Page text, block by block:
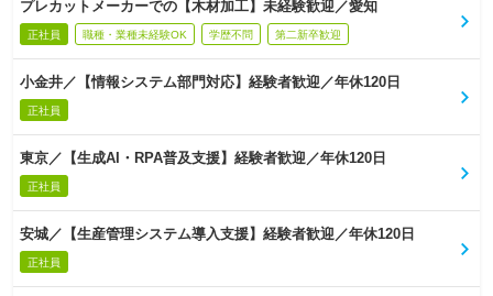
プレカットメーカーでの【木材加工】未経験歓迎／愛知
正社員 職種・業種未経験OK 学歴不問 第二新卒歓迎
小金井／【情報システム部門対応】経験者歓迎／年休120日
正社員
東京／【生成AI・RPA普及支援】経験者歓迎／年休120日
正社員
安城／【生産管理システム導入支援】経験者歓迎／年休120日
正社員